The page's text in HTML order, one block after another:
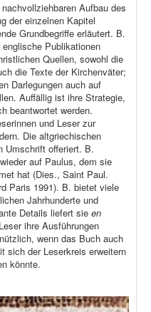
Aufbau des
der einzelnen Kapitel
Grundbegriffe erläutert. B.
Publikationen
Quellen, sowohl die
die Texte der Kirchenväter;
Darlegungen auch auf
Auffällig ist ihre Strategie,
beantwortet werden.
und Leser zur
Die altgriechischen
Umschrift offeriert. B.
auf Paulus, dem sie
hat (Dies., Saint Paul.
Paris 1991). B. bietet viele
Jahrhunderte und
Details liefert sie en
ihre Ausführungen
wenn das Buch auch
sich der Leserkreis erweitern
könnte.